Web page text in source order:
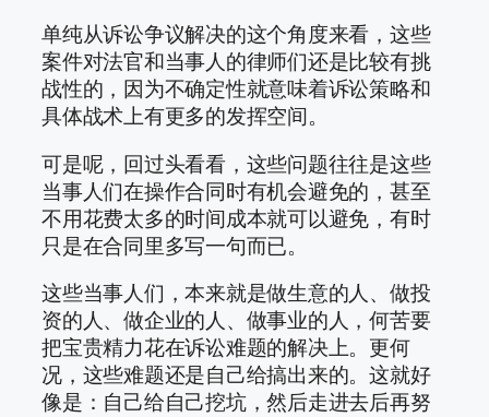
单纯从诉讼争议解决的这个角度来看，这些
案件对法官和当事人的律师们还是比较有挑
战性的，因为不确定性就意味着诉讼策略和
具体战术上有更多的发挥空间。
可是呢，回过头看看，这些问题往往是这些
当事人们在操作合同时有机会避免的，甚至
不用花费太多的时间成本就可以避免，有时
只是在合同里多写一句而已。
这些当事人们，本来就是做生意的人、做投
资的人、做企业的人、做事业的人，何苦要
把宝贵精力花在诉讼难题的解决上。更何
况，这些难题还是自己给搞出来的。这就好
像是：自己给自己挖坑，然后走进去后再努